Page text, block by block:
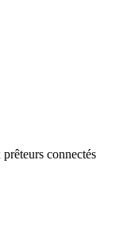
connectés